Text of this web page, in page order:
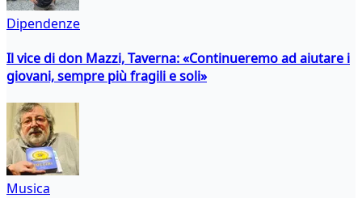
Dipendenze
Il vice di don Mazzi, Taverna: «Continueremo ad aiutare i
giovani, sempre più fragili e soli»
Musica